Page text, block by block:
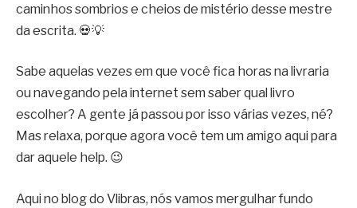
caminhos sombrios e cheios de mistério desse mestre
da escrita. 💀💡
Sabe aquelas vezes em que você fica horas na livraria
ou navegando pela internet sem saber qual livro
escolher? A gente já passou por isso várias vezes, né?
Mas relaxa, porque agora você tem um amigo aqui para
dar aquele help. 😉
Aqui no blog do Vlibras, nós vamos mergulhar fundo